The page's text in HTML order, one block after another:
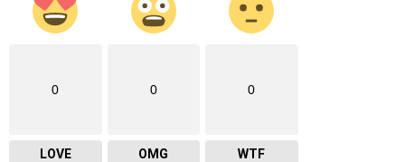
0
LOVE
0
OMG
0
WTF